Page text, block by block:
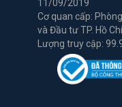
11/09/2019
Cơ quan cấp:
và Đầu tư TP. Hồ
Lượng truy cập: